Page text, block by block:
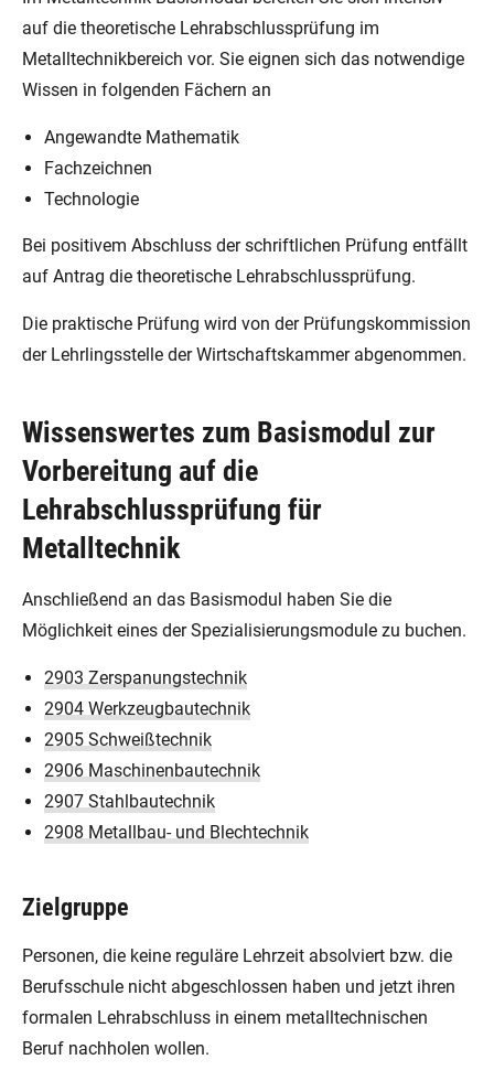
auf die theoretische Lehrabschlussprüfung im
Metalltechnikbereich vor. Sie eignen sich das notwendige
Wissen in folgenden Fächern an
Angewandte Mathematik
Fachzeichnen
Technologie
Bei positivem Abschluss der schriftlichen Prüfung entfällt
auf Antrag die theoretische Lehrabschlussprüfung.
Die praktische Prüfung wird von der Prüfungskommission
der Lehrlingsstelle der Wirtschaftskammer abgenommen.
Wissenswertes zum Basismodul zur
Vorbereitung auf die
Lehrabschlussprüfung für
Metalltechnik
Anschließend an das Basismodul haben Sie die
Möglichkeit eines der Spezialisierungsmodule zu buchen.
2903 Zerspanungstechnik
2904 Werkzeugbautechnik
2905 Schweißtechnik
2906 Maschinenbautechnik
2907 Stahlbautechnik
2908 Metallbau- und Blechtechnik
Zielgruppe
Personen, die keine reguläre Lehrzeit absolviert bzw. die
Berufsschule nicht abgeschlossen haben und jetzt ihren
formalen Lehrabschluss in einem metalltechnischen
Beruf nachholen wollen.